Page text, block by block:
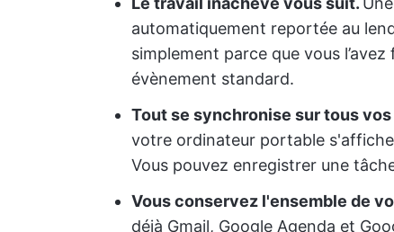
automatiquement reportée au
simplement parce que vous
évènement standard.
Tout se synchronise sur tous
votre ordinateur portable
Vous pouvez enregistrer une
Vous conservez l'ensemble de
déjà Gmail, Google Agenda et